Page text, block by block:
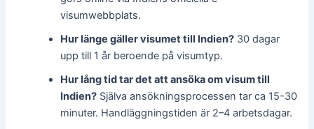
visumwebbplats.
Hur länge gäller visumet till Indien? 30 dagar
upp till 1 år beroende på visumtyp.
Hur lång tid tar det att ansöka om visum till
Indien? Själva ansökningsprocessen tar ca 15-30
minuter. Handläggningstiden är 2–4 arbetsdagar.